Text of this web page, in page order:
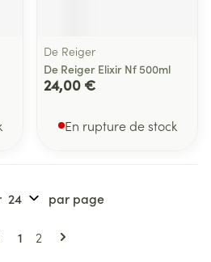
De Reiger
De Reiger Elixir Nf 500ml
24,00 €
En rupture de stock
Pages
Vous lisez actuellement la page
1 Page
2
par page